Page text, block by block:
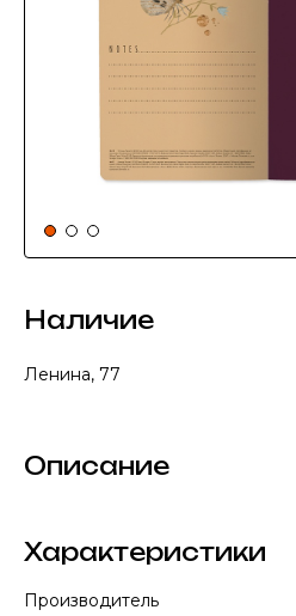
Наличие
Ленина, 77
Описание
Характеристики
Производитель